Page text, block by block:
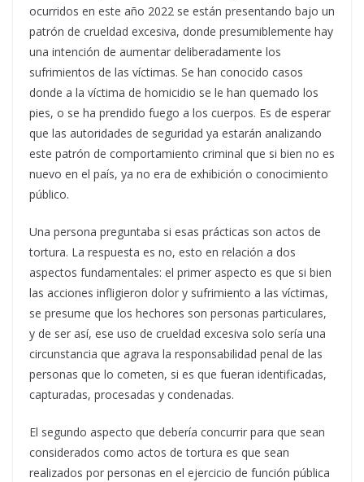
ocurridos en este año 2022 se están presentando bajo un
patrón de crueldad excesiva, donde presumiblemente hay
una intención de aumentar deliberadamente los
sufrimientos de las víctimas. Se han conocido casos
donde a la víctima de homicidio se le han quemado los
pies, o se ha prendido fuego a los cuerpos. Es de esperar
que las autoridades de seguridad ya estarán analizando
este patrón de comportamiento criminal que si bien no es
nuevo en el país, ya no era de exhibición o conocimiento
público.
Una persona preguntaba si esas prácticas son actos de
tortura. La respuesta es no, esto en relación a dos
aspectos fundamentales: el primer aspecto es que si bien
las acciones infligieron dolor y sufrimiento a las víctimas,
se presume que los hechores son personas particulares,
y de ser así, ese uso de crueldad excesiva solo sería una
circunstancia que agrava la responsabilidad penal de las
personas que lo cometen, si es que fueran identificadas,
capturadas, procesadas y condenadas.
El segundo aspecto que debería concurrir para que sean
considerados como actos de tortura es que sean
realizados por personas en el ejercicio de función pública